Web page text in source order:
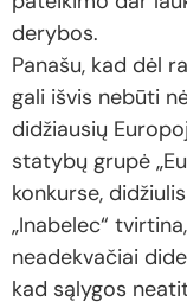
derybos.
Panašu, kad dėl
gali išvis nebūti
didžiausių
statybų grupė
konkurse,
„Inabelec“
neadekvačiai
kad sąlygos